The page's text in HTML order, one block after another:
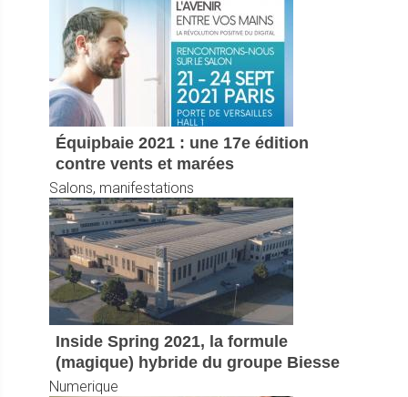
Équipbaie 2021 : une 17e édition
contre vents et marées
Salons, manifestations
Inside Spring 2021, la formule
(magique) hybride du groupe Biesse
Numerique